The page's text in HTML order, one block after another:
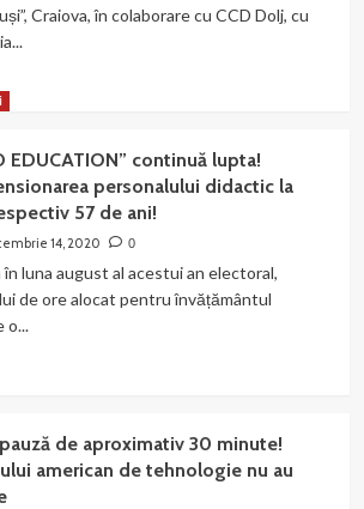
Craiova, în colaborare cu CCD Dolj, cu
EDUCATION” continuă lupta!
personalului didactic la
57 de ani!
14, 2020 0
luna august al acestui an electoral,
de ore alocat pentru învățământul
o...
de aproximativ 30 minute!
american de tehnologie nu au